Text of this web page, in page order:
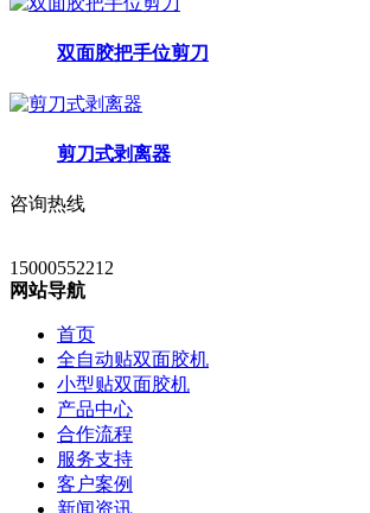
双面胶把手位剪刀
剪刀式剥离器
咨询热线
15000552212
网站导航
首页
全自动贴双面胶机
小型贴双面胶机
产品中心
合作流程
服务支持
客户案例